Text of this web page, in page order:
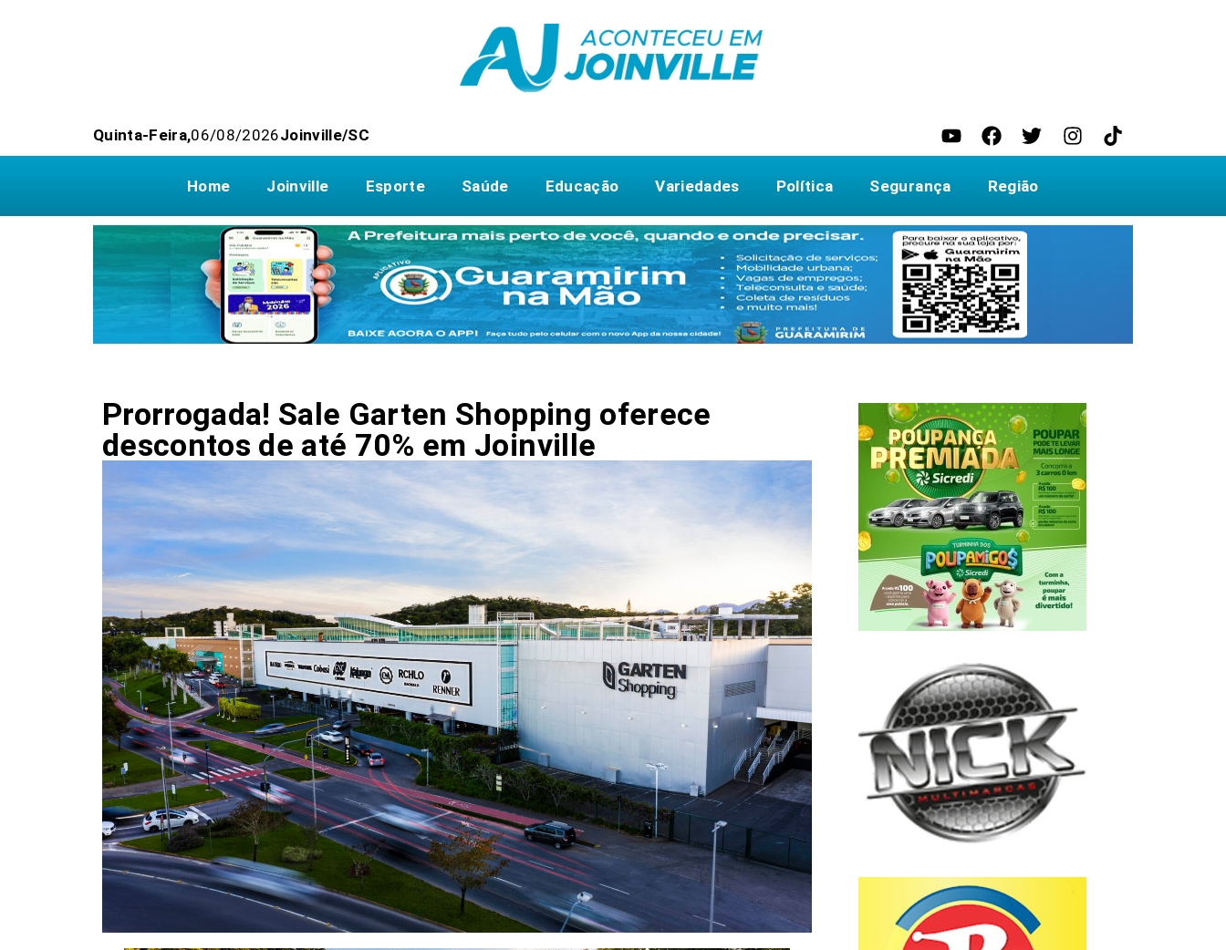
Quinta-Feira,06/08/2026Joinville/SC
Home Joinville Esporte Saúde Educação Variedades Política Segurança Região
Prorrogada! Sale Garten Shopping oferece
descontos de até 70% em Joinville